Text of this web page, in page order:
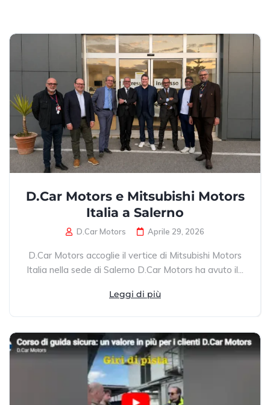
D.Car Motors e Mitsubishi Motors
Italia a Salerno
D.Car Motors Aprile 29, 2026
D.Car Motors accoglie il vertice di Mitsubishi Motors
Italia nella sede di Salerno D.Car Motors ha avuto il...
Leggi di più